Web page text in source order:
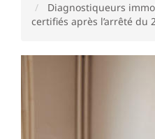
Diagnostiqueurs
certifiés après l’arrêté du